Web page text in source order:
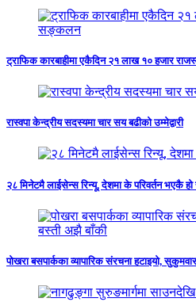
ट्राफिक कारबाहीमा एकैदिन २१ लाख १० हजार
रास्वपा केन्द्रीय सदस्यमा चार सय बढीको उम्मेद्वारी
२८ मिनेटमै लाईसेन्स रिन्यू, देशमा के परिवर्तन भएकै हो
पोखरा बसपार्कका व्यापारिक संरचना हटाइयो,